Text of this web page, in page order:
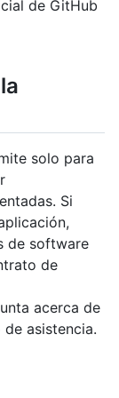
de GitHub
solo para
Si
de software
de
acerca de
asistencia.